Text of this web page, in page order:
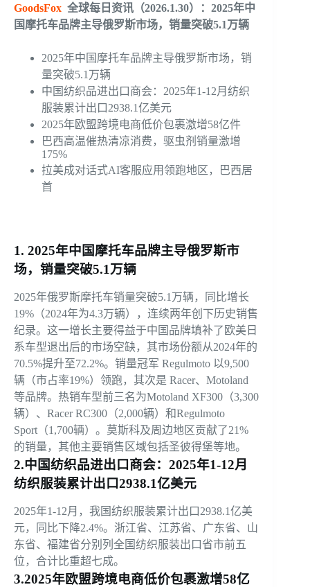
GoodsFox 全球每日资讯（2026.1.30）：2025年中
国摩托车品牌主导俄罗斯市场，销量突破5.1万辆
2025年中国摩托车品牌主导俄罗斯市场，销
量突破5.1万辆
中国纺织品进出口商会：2025年1-12月纺织
服装累计出口2938.1亿美元
2025年欧盟跨境电商低价包裹激增58亿件
巴西高温催热清凉消费，驱虫剂销量激增
175%
拉美成对话式AI客服应用领跑地区，巴西居
首
1. 2025年中国摩托车品牌主导俄罗斯市
场，销量突破5.1万辆
2025年俄罗斯摩托车销量突破5.1万辆，同比增长
19%（2024年为4.3万辆），连续两年创下历史销售
纪录。这一增长主要得益于中国品牌填补了欧美日
系车型退出后的市场空缺，其市场份额从2024年的
70.5%提升至72.2%。销量冠军 Regulmoto 以9,500
辆（市占率19%）领跑，其次是 Racer、Motoland
等品牌。热销车型前三名为Motoland XF300（3,300
辆）、Racer RC300（2,000辆）和Regulmoto
Sport（1,700辆）。莫斯科及周边地区贡献了21%
的销量，其他主要销售区域包括圣彼得堡等地。
2.中国纺织品进出口商会：2025年1-12月
纺织服装累计出口2938.1亿美元
2025年1-12月，我国纺织服装累计出口2938.1亿美
元，同比下降2.4%。浙江省、江苏省、广东省、山
东省、福建省分别列全国纺织服装出口省市前五
位，合计比重超七成。
3.2025年欧盟跨境电商低价包裹激增58亿